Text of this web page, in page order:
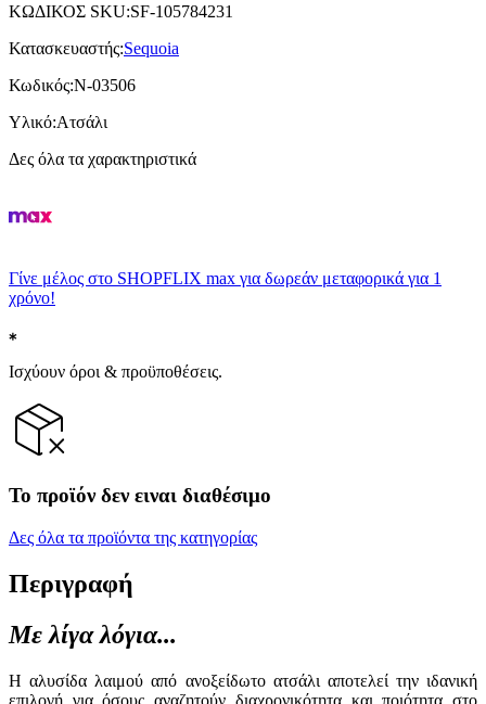
ΚΩΔΙΚΟΣ SKU:SF-105784231
Κατασκευαστής:Sequoia
Κωδικός:N-03506
Υλικό:Ατσάλι
Δες όλα τα χαρακτηριστικά
Γίνε μέλος στο SHOPFLIX max για δωρεάν μεταφορικά για 1
χρόνο!
Ισχύουν όροι & προϋποθέσεις.
Το προϊόν δεν ειναι διαθέσιμο
Δες όλα τα προϊόντα της κατηγορίας
Περιγραφή
Με λίγα λόγια...
Η αλυσίδα λαιμού από ανοξείδωτο ατσάλι αποτελεί την ιδανική
επιλογή για όσους αναζητούν διαχρονικότητα και ποιότητα στο